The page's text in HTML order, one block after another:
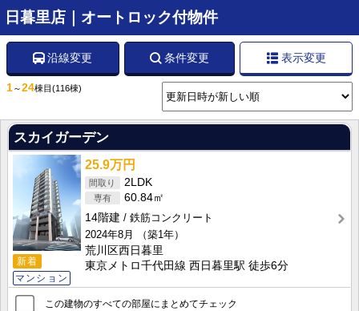
日暮里店｜オートロック付物件
沿線変更 条件変更 表示変更
1～24棟目 (116棟)
スカイガーデン
新着
マンション
25.9万円
2LDK
60.84㎡
14階建
鉄筋コンクリート
2024年8月
（築1年）
荒川区西日暮里
東京メトロ千代田線 西日暮里駅 徒歩6分
この建物のすべての部屋にまとめてチェック